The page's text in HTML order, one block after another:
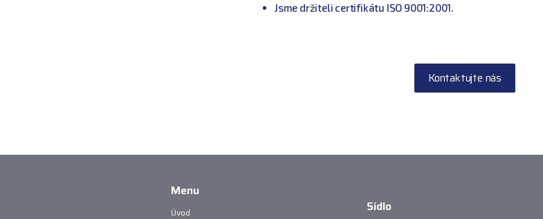
Jsme držiteli certifikátu ISO 9001:2001.
Kontaktujte nás
Menu
Úvod
Sídlo